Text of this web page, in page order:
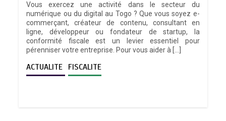
Vous exercez une activité dans le secteur du
numérique ou du digital au Togo ? Que vous soyez e-
commerçant, créateur de contenu, consultant en
ligne, développeur ou fondateur de startup, la
conformité fiscale est un levier essentiel pour
pérenniser votre entreprise. Pour vous aider à […]
ACTUALITE FISCALITE
TOGO : Sauver la mère devient un
indicateur de civilisation
4 minutes